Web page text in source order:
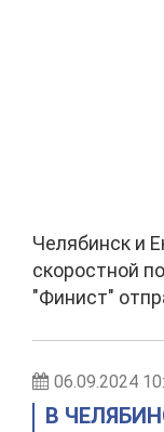
Челябинск и
скоростной
"Финист"
06.09.2024
В